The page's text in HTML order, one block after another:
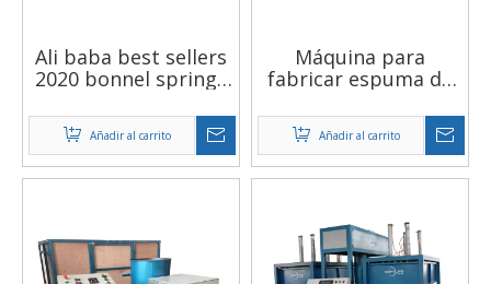
Ali baba best sellers
2020 bonnel springs
de poliuretano suave
Añadir al carrito
Máquina para
fabricar espuma de
continua de espuma
CNC para fabricar
colchones
Añadir al carrito